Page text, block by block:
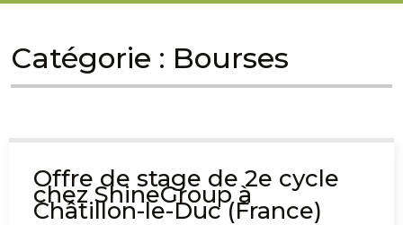
Catégorie : Bourses
Offre de stage de 2e cycle
chez ShineGroup à
Châtillon-le-Duc (France)